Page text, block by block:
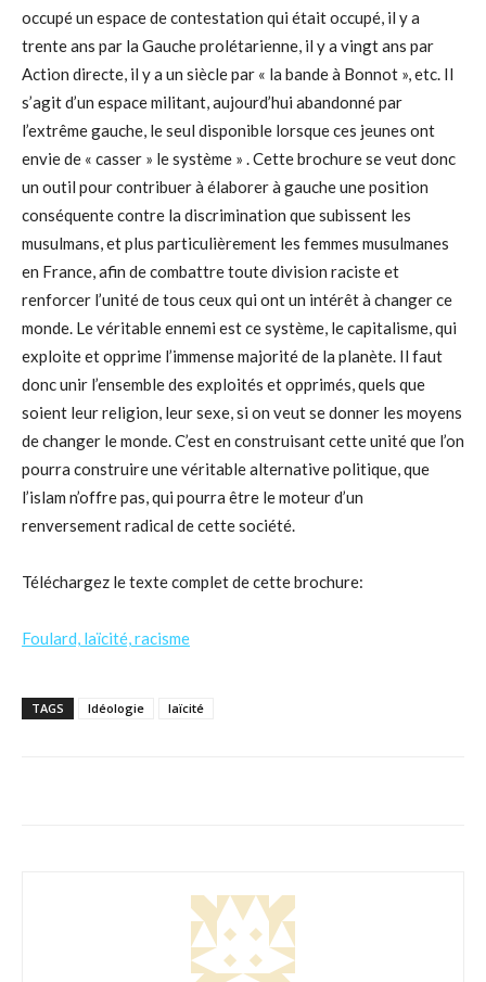
occupé un espace de contestation qui était occupé, il y a
trente ans par la Gauche prolétarienne, il y a vingt ans par
Action directe, il y a un siècle par « la bande à Bonnot », etc. Il
s’agit d’un espace militant, aujourd’hui abandonné par
l’extrême gauche, le seul disponible lorsque ces jeunes ont
envie de « casser » le système » . Cette brochure se veut donc
un outil pour contribuer à élaborer à gauche une position
conséquente contre la discrimination que subissent les
musulmans, et plus particulièrement les femmes musulmanes
en France, afin de combattre toute division raciste et
renforcer l’unité de tous ceux qui ont un intérêt à changer ce
monde. Le véritable ennemi est ce système, le capitalisme, qui
exploite et opprime l’immense majorité de la planète. Il faut
donc unir l’ensemble des exploités et opprimés, quels que
soient leur religion, leur sexe, si on veut se donner les moyens
de changer le monde. C’est en construisant cette unité que l’on
pourra construire une véritable alternative politique, que
l’islam n’offre pas, qui pourra être le moteur d’un
renversement radical de cette société.
Téléchargez le texte complet de cette brochure:
Foulard, laïcité, racisme
TAGS Idéologie laïcité